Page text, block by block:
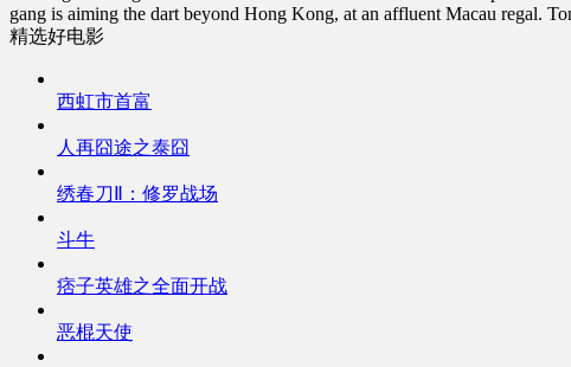
gang is aiming the dart beyond Hong Kong, at an affluent Macau regal.
精选好电影
西虹市首富
人再囧途之泰囧
绣春刀Ⅱ：修罗战场
斗牛
痞子英雄之全面开战
恶棍天使